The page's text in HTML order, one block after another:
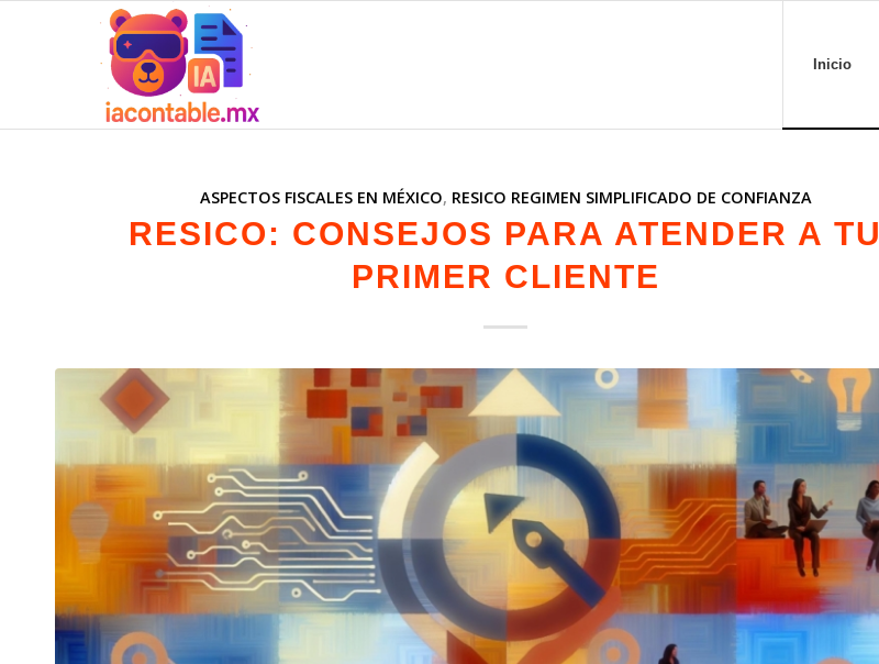
Inicio
ASPECTOS FISCALES EN MÉXICO, RESICO REGIMEN SIMPLIFICADO DE CONFIANZA
RESICO: CONSEJOS PARA ATENDER A TU
PRIMER CLIENTE